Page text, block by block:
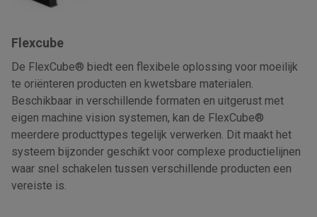
Flexcube
De FlexCube® biedt een flexibele oplossing voor moeilijk
te oriënteren producten en kwetsbare materialen.
Beschikbaar in verschillende formaten en uitgerust met
eigen machine vision systemen, kan de FlexCube®
meerdere producttypes tegelijk verwerken. Dit maakt het
systeem bijzonder geschikt voor complexe productielijnen
waar snel schakelen tussen verschillende producten een
vereiste is.